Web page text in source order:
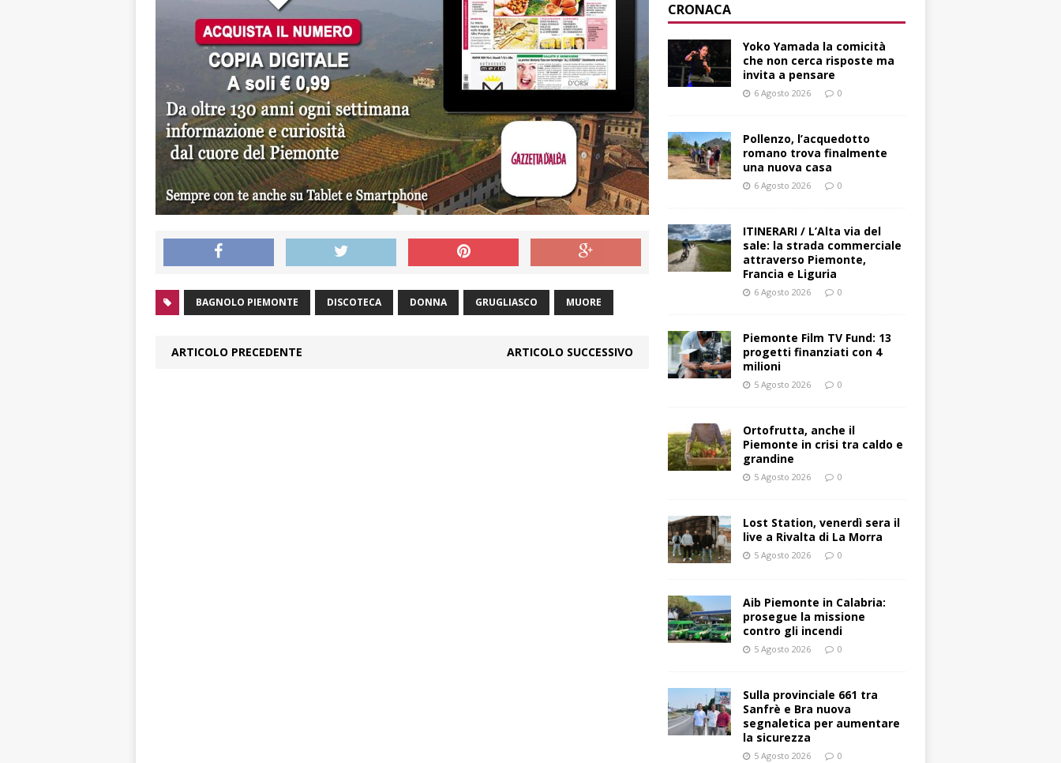
BAGNOLO PIEMONTE DISCOTECA DONNA GRUGLIASCO MUORE
ARTICOLO PRECEDENTE ARTICOLO SUCCESSIVO
CRONACA
Yoko Yamada la comicità
che non cerca risposte ma
invita a pensare
6 Agosto 2026 0
Pollenzo, l’acquedotto
romano trova finalmente
una nuova casa
6 Agosto 2026 0
ITINERARI / L’Alta via del
sale: la strada commerciale
attraverso Piemonte,
Francia e Liguria
6 Agosto 2026 0
Piemonte Film TV Fund: 13
progetti finanziati con 4
milioni
5 Agosto 2026 0
Ortofrutta, anche il
Piemonte in crisi tra caldo e
grandine
5 Agosto 2026 0
Lost Station, venerdì sera il
live a Rivalta di La Morra
5 Agosto 2026 0
Aib Piemonte in Calabria:
prosegue la missione
contro gli incendi
5 Agosto 2026 0
Sulla provinciale 661 tra
Sanfrè e Bra nuova
segnaletica per aumentare
la sicurezza
5 Agosto 2026 0